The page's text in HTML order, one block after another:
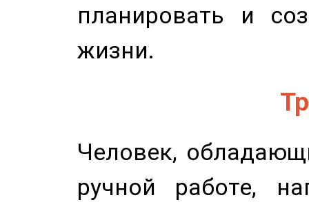
планировать и
жизни.
Человек,
ручной работе,